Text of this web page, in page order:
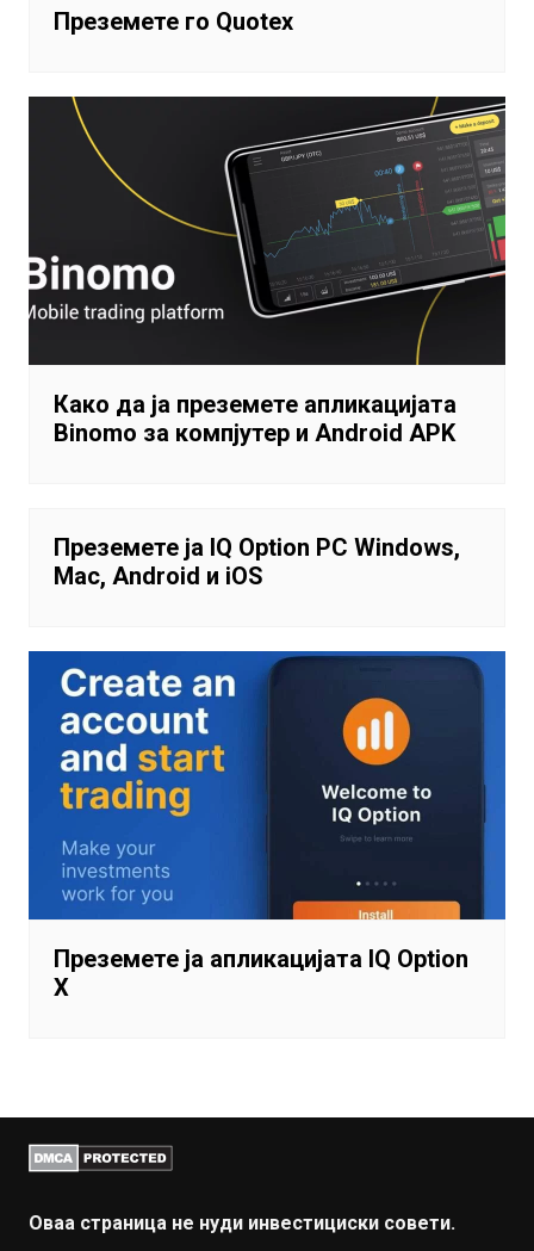
Преземете го Quotex
Како да ја преземете апликацијата
Binomo за компјутер и Android APK
Преземете ја IQ Option PC Windows,
Mac, Android и iOS
Преземете ја апликацијата IQ Option
X
Оваа страница не нуди инвестициски совети.